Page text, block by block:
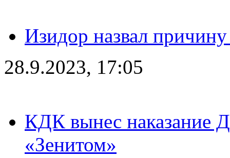
Изидор назвал
28.9.2023, 17:05
КДК вынес наказание
«Зенитом»